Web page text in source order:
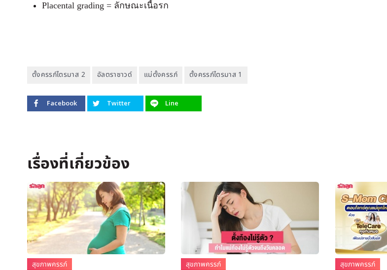
Placental grading = ลักษณะเนื้อรก
ตั้งครรภ์ไตรมาส 2 อัลตราซาวด์ แม่ตั้งครรภ์ ตั้งครรภ์ไตรมาส 1
Facebook Twitter Line
สุขภาพครรภ์ สุขภาพครรภ์ สุขภาพครรภ์